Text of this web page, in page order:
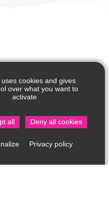
de Côle
de Côle
cookies and gives
over what you want to
activate
all Deny all cookies
Privacy policy